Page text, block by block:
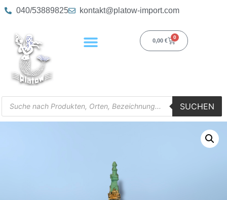
040/53889825 kontakt@platow-import.com
0,00 €
0
SUCHEN